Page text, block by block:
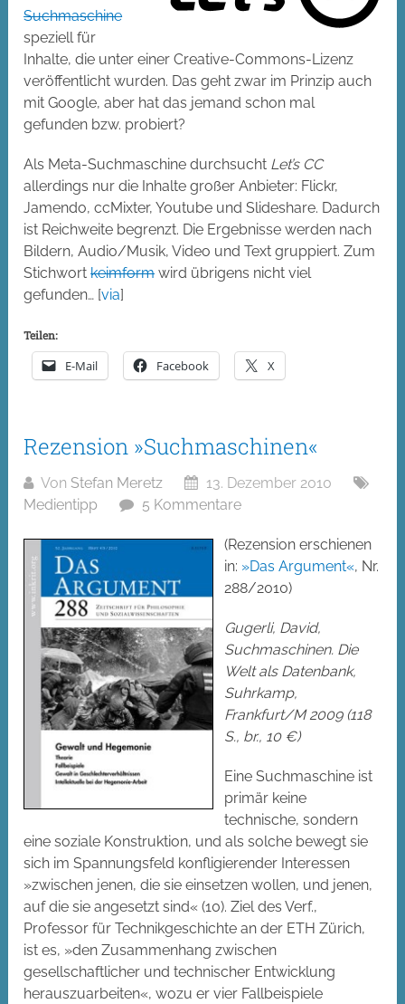
Suchmaschine
speziell für
Inhalte, die unter einer Creative-Commons-Lizenz
veröffentlicht wurden. Das geht zwar im Prinzip auch
mit Google, aber hat das jemand schon mal
gefunden bzw. probiert?
Als Meta-Suchmaschine durchsucht Let’s CC
allerdings nur die Inhalte großer Anbieter: Flickr,
Jamendo, ccMixter, Youtube und Slideshare. Dadurch
ist Reichweite begrenzt. Die Ergebnisse werden nach
Bildern, Audio/Musik, Video und Text gruppiert. Zum
Stichwortkeimformwird übrigens nicht viel
gefunden… [via]
Teilen:
E-Mail Facebook X
Rezension »Suchmaschinen«
Von Stefan Meretz
13. Dezember 2010
Medientipp
5 Kommentare
(Rezension erschienen
in: »Das Argument«, Nr.
288/2010)
Gugerli, David,
Suchmaschinen. Die
Welt als Datenbank,
Suhrkamp,
Frankfurt/M 2009 (118
S., br., 10 €)
Eine Suchmaschine ist
primär keine
technische, sondern
eine soziale Konstruktion, und als solche bewegt sie
sich im Spannungsfeld konfligierender Interessen
»zwischen jenen, die sie einsetzen wollen, und jenen,
auf die sie angesetzt sind« (10). Ziel des Verf.,
Professor für Technikgeschichte an der ETH Zürich,
ist es, »den Zusammenhang zwischen
gesellschaftlicher und technischer Entwicklung
herauszuarbeiten«, wozu er vier Fallbeispiele